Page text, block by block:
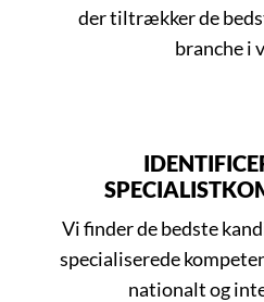
der tiltrækker de
branche i
Vi finder de bedste
specialiserede
nationalt og